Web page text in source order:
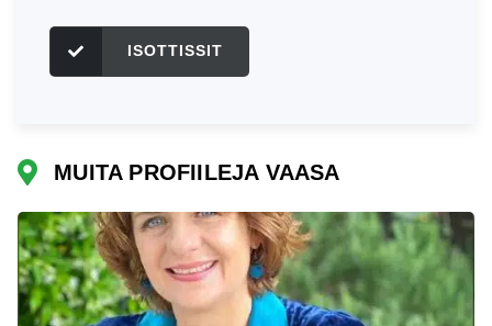
ISOTTISSIT
MUITA PROFIILEJA VAASA